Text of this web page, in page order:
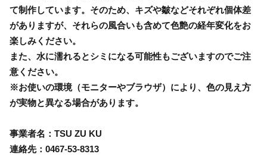
て制作しています。そのため、キズや皺などそれぞれ個体差
がありますが、それらの風合いも含めて色艶の経年変化をお
楽しみください。
また、水に濡れるとシミになる可能性もございますのでご注
意ください。
※お使いの環境（モニターやブラウザ）により、色の見え方
が実物と異なる場合があります。
事業者名：TSU ZU KU
連絡先：0467-53-8313